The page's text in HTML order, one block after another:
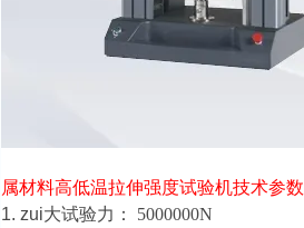
属材料高低温拉伸强度试验机技术参数
1. zui大试验力： 5000000N